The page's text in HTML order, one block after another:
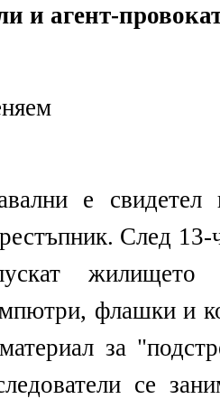
и агент-
е
След
флашки и
за
се